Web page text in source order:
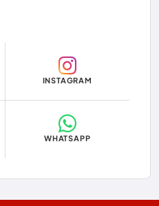
INSTAGRAM
WHATSAPP